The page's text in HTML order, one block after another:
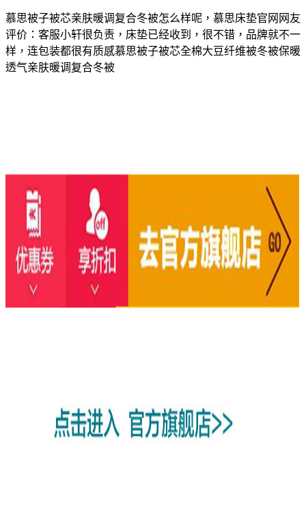
慕思被子被芯亲肤暖调复合冬被怎么样呢，慕思床垫官网网友
评价：客服小轩很负责，床垫已经收到，很不错，品牌就不一
样，连包装都很有质感慕思被子被芯全棉大豆纤维被冬被保暖
透气亲肤暖调复合冬被